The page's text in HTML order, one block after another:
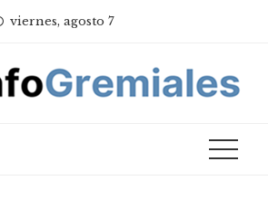
viernes, agosto 7